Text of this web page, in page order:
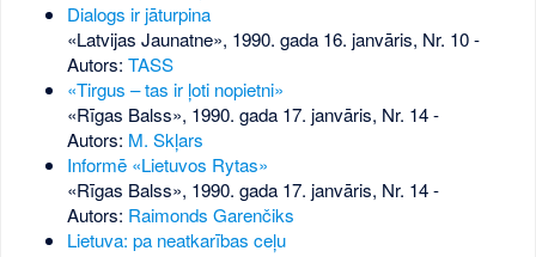
Dialogs ir jāturpina
«Latvijas Jaunatne», 1990. gada 16. janvāris, Nr. 10-
Autors: TASS
«Tirgus – tas ir ļoti nopietni»
«Rīgas Balss», 1990. gada 17. janvāris, Nr. 14-
Autors: M. Skļars
Informē «Lietuvos Rytas»
«Rīgas Balss», 1990. gada 17. janvāris, Nr. 14-
Autors: Raimonds Garenčiks
Lietuva: pa neatkarības ceļu